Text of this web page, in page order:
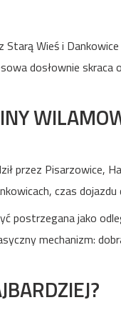
Wieś i
dosłownie
przez Pisarzowice,
czas
postrzegana jako
mechanizm: